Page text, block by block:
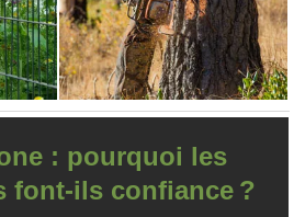
: pourquoi les
font-ils confiance ?